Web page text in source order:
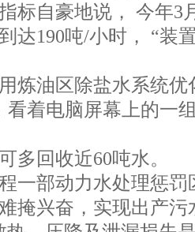
标自豪地说， 今年3
达190吨/小时， “装
炼油区除盐水系统优
看着电脑屏幕上的一
多回收近60吨水。
一部动力水处理惩
掩兴奋，实现出产污